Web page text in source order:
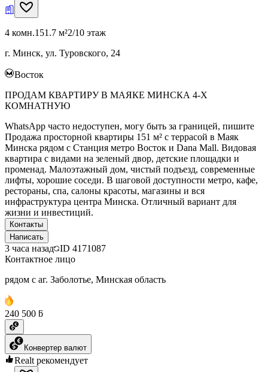
4 комн.151.7 м²2/10 этаж
г. Минск, ул. Туровского, 24
Восток
ПРОДАМ КВАРТИРУ В МАЯКЕ МИНСКА 4-Х
КОМНАТНУЮ
WhatsApp часто недоступен, могу быть за границей, пишите
Продажа просторной квартиры 151 м² с террасой в Маяк
Минска рядом с Станция метро Восток и Dana Mall. Видовая
квартира с видами на зеленый двор, детские площадки и
променад. Малоэтажный дом, чистый подъезд, современные
лифты, хорошие соседи. В шаговой доступности метро, кафе,
рестораны, спа, салоны красоты, магазины и вся
инфраструктура центра Минска. Отличный вариант для
жизни и инвестиций.
Контакты
Написать
3 часа назад ID 4171087
Контактное лицо
рядом с аг. Заболотье, Минская область
240 500 ƃ
Конвертер валют
Realt рекомендует